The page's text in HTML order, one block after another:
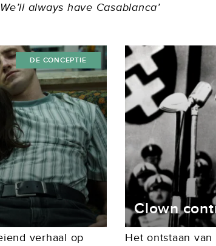
always have Casablanca’
verhaal op
DE CONCEPTIE
Clown
Het ontstaan